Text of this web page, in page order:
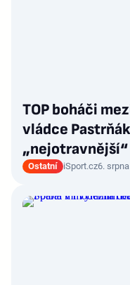
TOP boháči
vládce
Ostatní iSport.cz6.